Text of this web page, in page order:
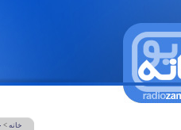
خانه >